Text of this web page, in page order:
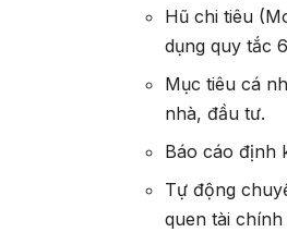
Hũ chi tiêu
dụng quy tắc
Mục tiêu cá
nhà, đầu tư.
Báo cáo định
Tự động
quen tài chính